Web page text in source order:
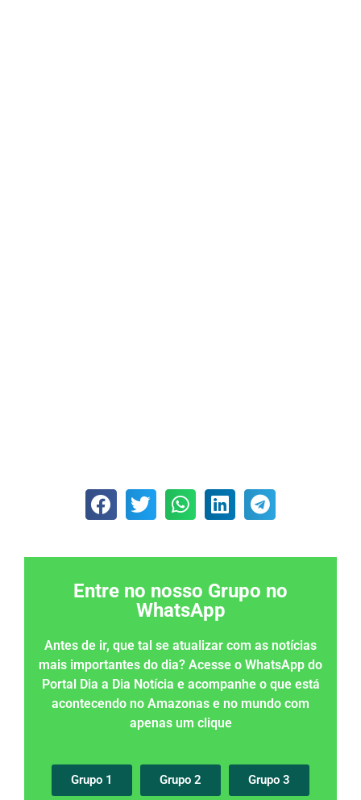
Entre no nosso Grupo no
WhatsApp
Antes de ir, que tal se atualizar com as notícias
mais importantes do dia? Acesse o WhatsApp do
Portal Dia a Dia Notícia e acompanhe o que está
acontecendo no Amazonas e no mundo com
apenas um clique
Grupo 1 Grupo 2 Grupo 3